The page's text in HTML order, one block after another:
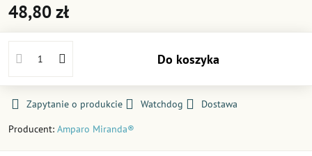
48,80 zł
Do koszyka
Zapytanie o produkcie Watchdog
Dostawa
Producent: Amparo Miranda®